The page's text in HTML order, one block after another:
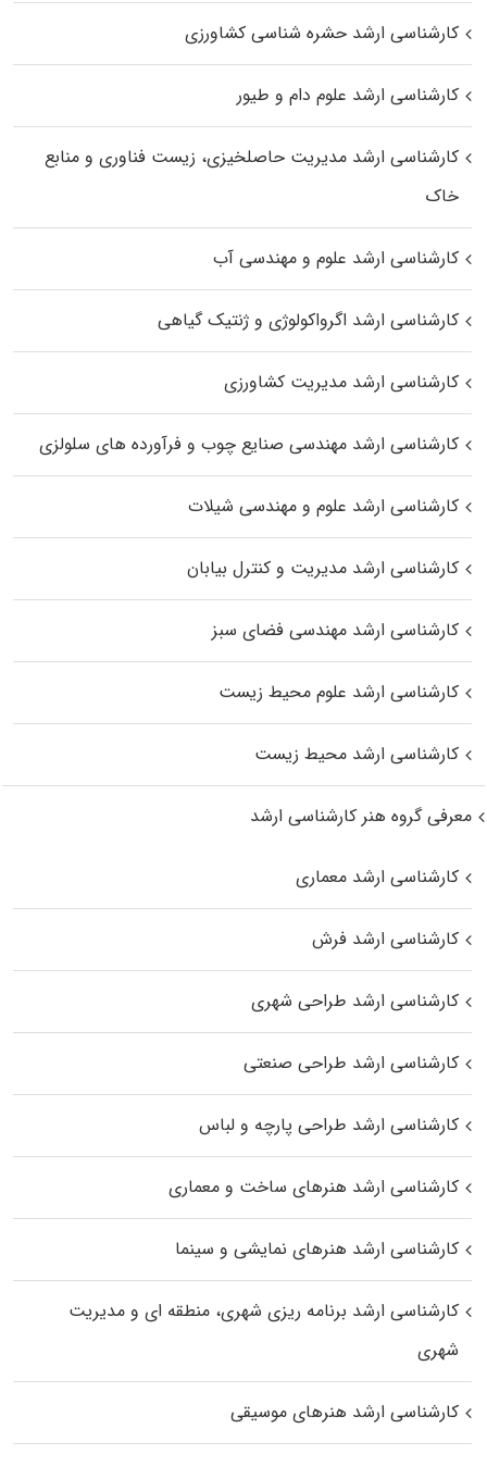
کارشناسی ارشد حشره‌ شناسی کشاورزی
کارشناسی ارشد علوم دام و طیور
کارشناسی ارشد مدیریت حاصلخیزی، زیست فناوری و منابع
خاک
کارشناسی ارشد علوم و مهندسی آب
کارشناسی ارشد اگرواکولوژی و ژنتیک گیاهی
کارشناسی ارشد مدیریت کشاورزی
کارشناسی ارشد مهندسی صنایع چوب و فرآورده‌ های سلولزی
کارشناسی ارشد علوم و مهندسی شیلات
کارشناسی ارشد مدیریت و کنترل بیابان
کارشناسی ارشد مهندسی فضای سبز
کارشناسی ارشد علوم محیط‌ زیست
کارشناسی ارشد محیط زیست
معرفی گروه هنر کارشناسی ارشد
کارشناسی ارشد معماری
کارشناسی ارشد فرش
کارشناسی ارشد طراحی شهری
کارشناسی ارشد طراحی صنعتی
کارشناسی ارشد طراحی پارچه و لباس
کارشناسی ارشد هنرهای ساخت و معماری
کارشناسی ارشد هنرهای نمایشی و سینما
کارشناسی ارشد برنامه ریزی شهری، منطقه‌ ای و مدیریت
شهری
کارشناسی ارشد هنرهای موسیقی